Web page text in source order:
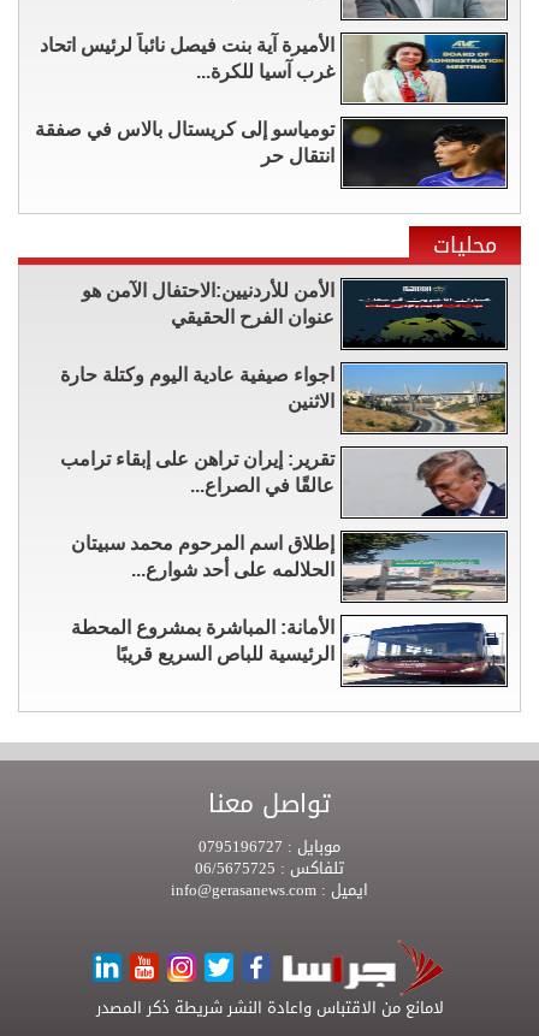
الأميرة آية بنت فيصل نائباً لرئيس اتحاد
غرب آسيا للكرة...
تومياسو إلى كريستال بالاس في صفقة
انتقال حر
محليات
الأمن للأردنيين:الاحتفال الآمن هو
عنوان الفرح الحقيقي
اجواء صيفية عادية اليوم وكتلة حارة
الاثنين
تقرير: إيران تراهن على إبقاء ترامب
عالقًا في الصراع...
إطلاق اسم المرحوم محمد سبيتان
الحلالمه على أحد شوارع...
الأمانة: المباشرة بمشروع المحطة
الرئيسية للباص السريع قريبًا
تواصل معنا
موبايل :
تلفاكس :
ايميل :
لامانع من الاقتباس واعادة النشر شريطة ذكر المصدر